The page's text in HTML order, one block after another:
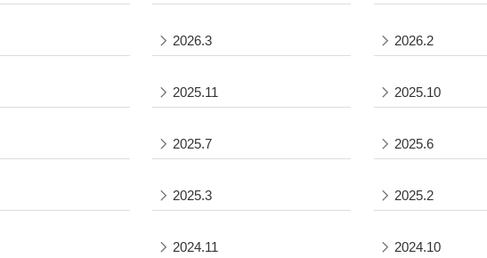
2026.3 2026.2
2025.11 2025.10
2025.7 2025.6
2025.3 2025.2
2024.11 2024.10